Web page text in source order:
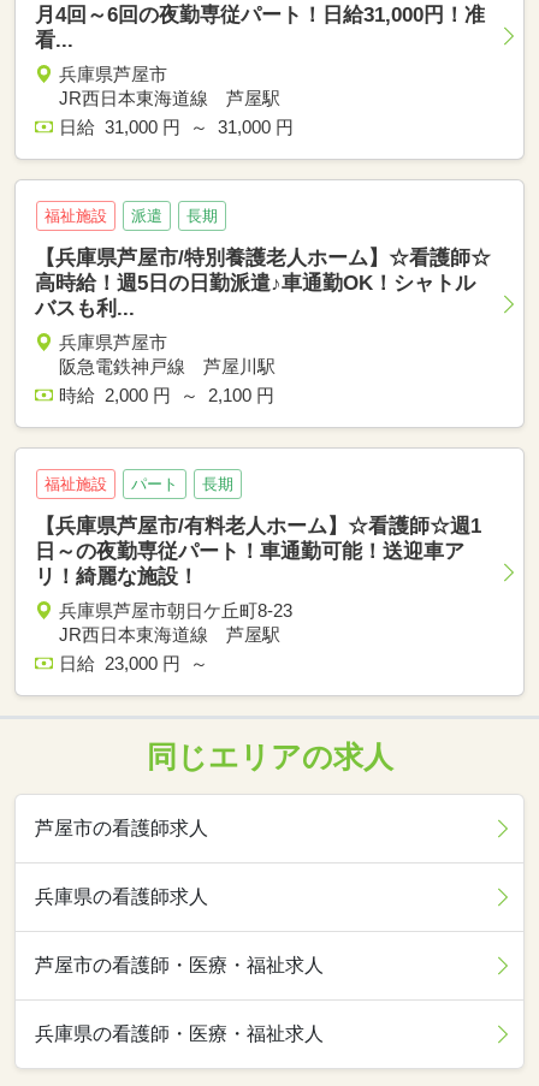
月4回～6回の夜勤専従パート！日給31,000円！准
看...
兵庫県芦屋市
JR西日本東海道線 芦屋駅
日給 31,000 円 ～ 31,000 円
福祉施設 派遣 長期
【兵庫県芦屋市/特別養護老人ホーム】☆看護師☆
高時給！週5日の日勤派遣♪車通勤OK！シャトル
バスも利...
兵庫県芦屋市
阪急電鉄神戸線 芦屋川駅
時給 2,000 円 ～ 2,100 円
福祉施設 パート 長期
【兵庫県芦屋市/有料老人ホーム】☆看護師☆週1
日～の夜勤専従パート！車通勤可能！送迎車ア
リ！綺麗な施設！
兵庫県芦屋市朝日ケ丘町8-23
JR西日本東海道線 芦屋駅
日給 23,000 円 ～
同じエリアの求人
芦屋市の看護師求人
兵庫県の看護師求人
芦屋市の看護師・医療・福祉求人
兵庫県の看護師・医療・福祉求人